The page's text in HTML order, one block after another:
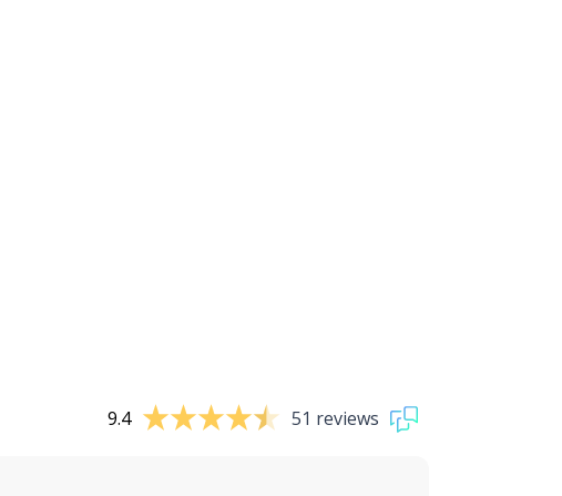
9.4 51 reviews